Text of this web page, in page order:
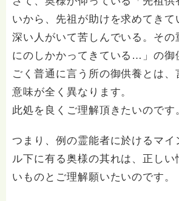
いから、先祖が助けを求めてきて
深い人がいて苦しんでいる。その
にのしかかってきている…」の御
ごく普通に言う所の御供養とは、
意味が全く異なります。
此処を良くご理解頂きたいのです
つまり、例の霊能者に於けるマイ
ル下に有る奥様の其れは、正しい
いものとご理解願いたいのです。